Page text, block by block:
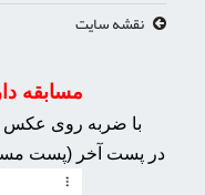
نقشه سایت
مسابقه
با ضربه روی عکس
در پست آخر (پست